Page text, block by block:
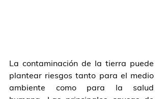
La contaminación de la tierra puede
plantear riesgos tanto para el medio
ambiente como para la salud